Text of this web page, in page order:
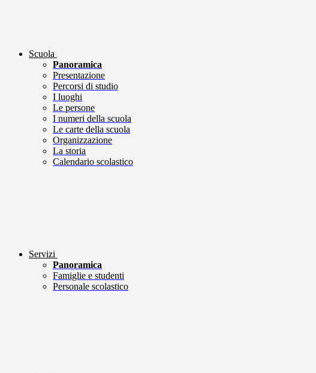
Scuola
Panoramica
Presentazione
Percorsi di studio
I luoghi
Le persone
I numeri della scuola
Le carte della scuola
Organizzazione
La storia
Calendario scolastico
Servizi
Panoramica
Famiglie e studenti
Personale scolastico